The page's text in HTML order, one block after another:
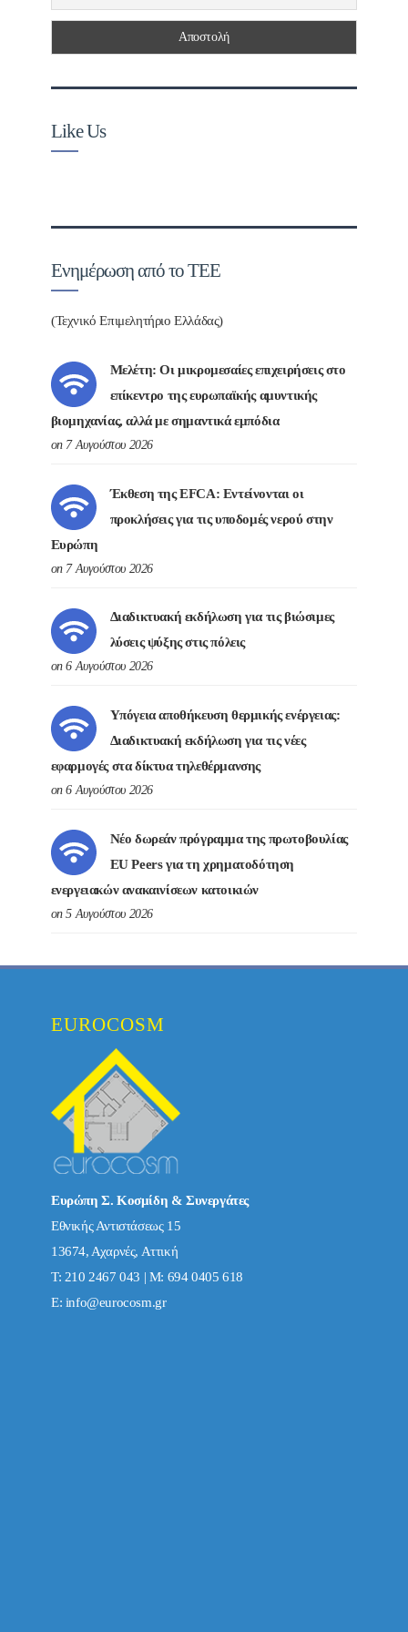
Like Us
Ενημέρωση από το ΤΕΕ
(Τεχνικό Επιμελητήριο Ελλάδας)
Μελέτη: Οι μικρομεσαίες επιχειρήσεις στο
επίκεντρο της ευρωπαϊκής αμυντικής
βιομηχανίας, αλλά με σημαντικά εμπόδια
on 7 Αυγούστου 2026
Έκθεση της EFCA: Εντείνονται οι
προκλήσεις για τις υποδομές νερού στην
Ευρώπη
on 7 Αυγούστου 2026
Διαδικτυακή εκδήλωση για τις βιώσιμες
λύσεις ψύξης στις πόλεις
on 6 Αυγούστου 2026
Υπόγεια αποθήκευση θερμικής ενέργειας:
Διαδικτυακή εκδήλωση για τις νέες
εφαρμογές στα δίκτυα τηλεθέρμανσης
on 6 Αυγούστου 2026
Νέο δωρεάν πρόγραμμα της πρωτοβουλίας
EU Peers για τη χρηματοδότηση
ενεργειακών ανακαινίσεων κατοικιών
on 5 Αυγούστου 2026
EUROCOSM
Ευρώπη Σ. Κοσμίδη & Συνεργάτες
Εθνικής Αντιστάσεως 15
13674, Αχαρνές, Αττική
Τ: 210 2467 043 | Μ: 694 0405 618
E: info@eurocosm.gr